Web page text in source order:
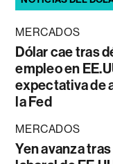
MERCADOS
Dólar cae tras
empleo en
expectativa de
la Fed
MERCADOS
Yen avanza